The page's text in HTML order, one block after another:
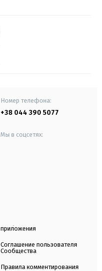
Номер телефона:
+38 044 390 5077
Мы в соцсетях:
приложения
Соглашение пользователя
Сообщества
Правила комментирования